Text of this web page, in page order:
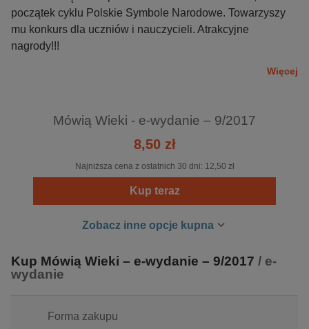
początek cyklu Polskie Symbole Narodowe. Towarzyszy
mu konkurs dla uczniów i nauczycieli. Atrakcyjne
nagrody!!!
Więcej
Mówią Wieki - e-wydanie – 9/2017
8,50 zł
Najniższa cena z ostatnich 30 dni: 12,50 zł
Kup teraz
Zobacz inne opcje kupna
Kup Mówią Wieki – e-wydanie – 9/2017 / e-
wydanie
Forma zakupu